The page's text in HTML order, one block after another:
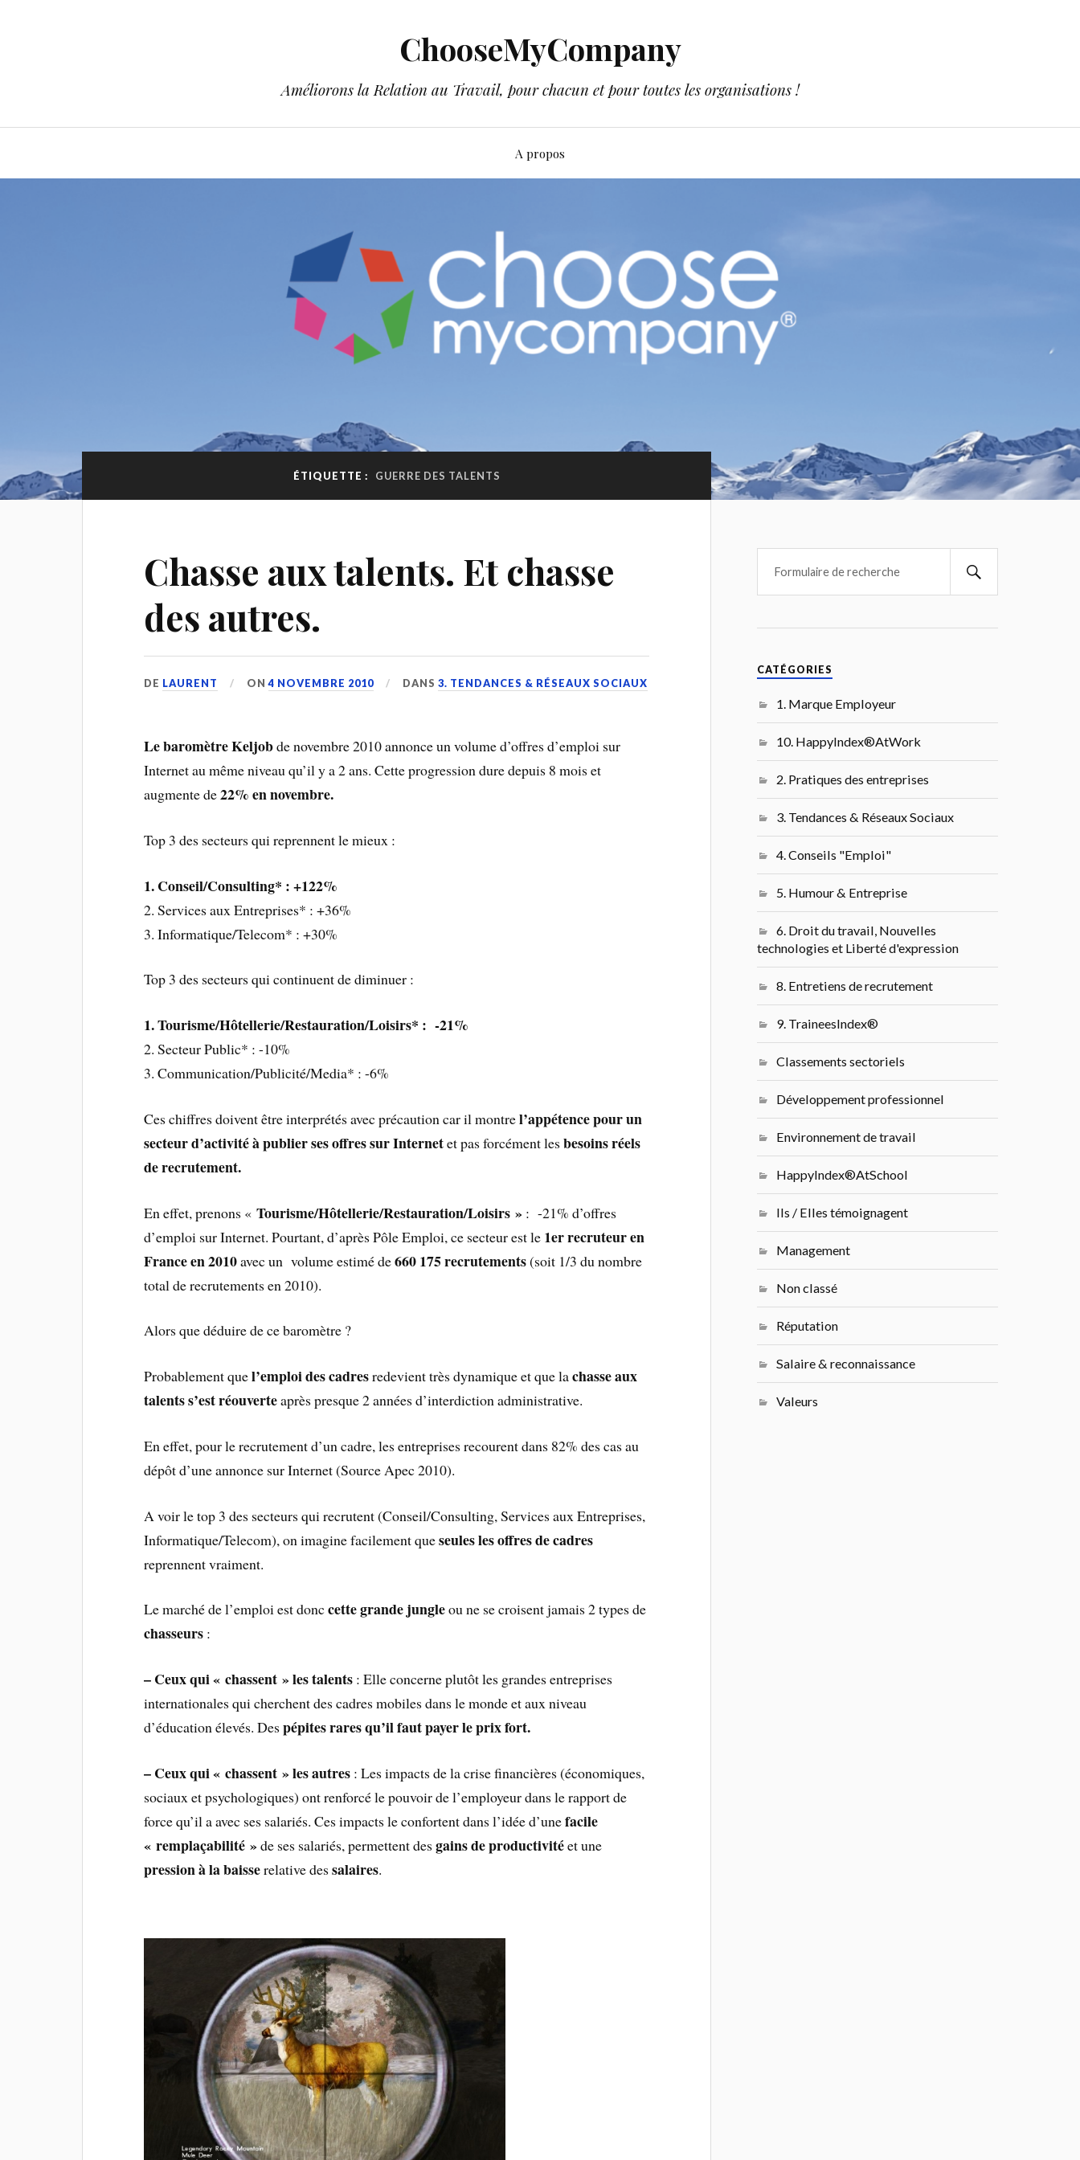
ChooseMyCompany
Améliorons la Relation au Travail, pour chacun et pour toutes les organisations !
A propos
ÉTIQUETTE : GUERRE DES TALENTS
Chasse aux talents. Et chasse
des autres.
DE LAURENT ON4 NOVEMBRE 2010 DANS3. TENDANCES & RÉSEAUX SOCIAUX
Le baromètre Keljobde novembre 2010 annonce un volume d’offres d’emploi sur
Internet au même niveau qu’il y a 2 ans. Cette progression dure depuis 8 mois et
augmente de22% en novembre.
Top 3 des secteurs qui reprennent le mieux :
1. Conseil/Consulting* : +122%
2. Services aux Entreprises* : +36%
3. Informatique/Telecom* : +30%
Top 3 des secteurs qui continuent de diminuer :
1. Tourisme/Hôtellerie/Restauration/Loisirs* : -21%
2. Secteur Public* : -10%
3. Communication/Publicité/Media* : -6%
Ces chiffres doivent être interprétés avec précaution car il montrel’appétence pour un
secteur d’activité à publier ses offres sur Internetet pas forcément lesbesoins réels
de recrutement.
En effet, prenons «Tourisme/Hôtellerie/Restauration/Loisirs » : -21% d’offres
d’emploi sur Internet. Pourtant, d’après Pôle Emploi, ce secteur est le 1er recruteur en
France en 2010avec un volume estimé de660 175 recrutements(soit 1/3 du nombre
total de recrutements en 2010).
Alors que déduire de ce baromètre ?
Probablement quel’emploi des cadresredevient très dynamique et que lachasse aux
talents s’est réouverteaprès presque 2 années d’interdiction administrative.
En effet, pour le recrutement d’un cadre, les entreprises recourent dans 82% des cas au
dépôt d’une annonce sur Internet (Source Apec 2010).
A voir le top 3 des secteurs qui recrutent (Conseil/Consulting, Services aux Entreprises,
Informatique/Telecom), on imagine facilement queseules les offres de cadres
reprennent vraiment.
Le marché de l’emploi est donccette grande jungleou ne se croisent jamais 2 types de
chasseurs :
– Ceux qui « chassent » les talents : Elle concerne plutôt les grandes entreprises
internationales qui cherchent des cadres mobiles dans le monde et aux niveau
d’éducation élevés. Despépites rares qu’il faut payer le prix fort.
– Ceux qui « chassent » les autres : Les impacts de la crise financières (économiques,
sociaux et psychologiques) ont renforcé le pouvoir de l’employeur dans le rapport de
force qu’il a avec ses salariés. Ces impacts le confortent dans l’idée d’unefacile
« remplaçabilité »de ses salariés, permettent desgains de productivitéet une
pression à la baisserelative dessalaires.
CATÉGORIES
1. Marque Employeur
10. HappyIndex®AtWork
2. Pratiques des entreprises
3. Tendances & Réseaux Sociaux
4. Conseils "Emploi"
5. Humour & Entreprise
6. Droit du travail, Nouvelles
technologies et Liberté d'expression
8. Entretiens de recrutement
9. TraineesIndex®
Classements sectoriels
Développement professionnel
Environnement de travail
HappyIndex®AtSchool
Ils / Elles témoignagent
Management
Non classé
Réputation
Salaire & reconnaissance
Valeurs